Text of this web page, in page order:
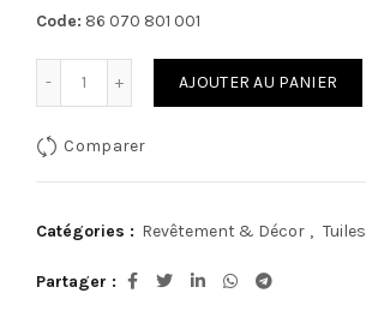
Code: 86 070 801 001
AJOUTER AU PANIER
Comparer
Catégories : Revêtement & Décor , Tuiles
Partager